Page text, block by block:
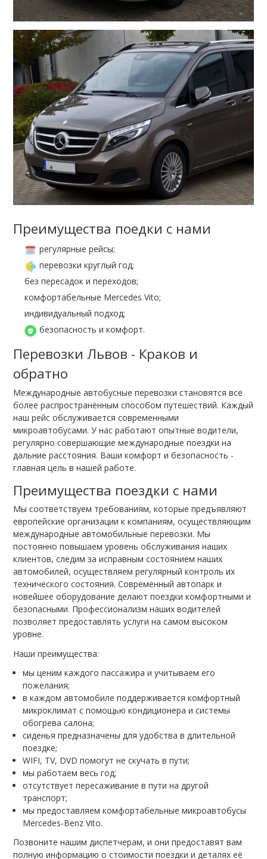
Преимущества поедки с нами
регулярные рейсы;
перевозки круглый год;
без пересадок и переходов;
комфортабельные Mercedes Vito;
индивидуальный подход;
безопасность и комфорт.
Перевозки Львов - Краков и
обратно
Международные автобусные перевозки становятся всё
более распространённым способом путешествий. Каждый
наш рейс обслуживается современными
микроавтобусами. У нас работают опытные водители,
регулярно совершающие международные поездки на
дальние расстояния. Ваши комфорт и безопасность -
главная цель в нашей работе.
Преимущества поездки с нами
Мы соответствуем требованиям, которые предъявляют
европейские организации к компаниям, осуществляющим
международные автомобильные перевозки. Мы
постоянно повышаем уровень обслуживания наших
клиентов, следим за исправным состоянием наших
автомобилей, осуществляем регулярный контроль их
технического состояния. Современный автопарк и
новейшее оборудование делают поездки комфортными и
безопасными. Профессионализм наших водителей
позволяет предоставлять услуги на самом высоком
уровне.
Наши преимущества:
мы ценим каждого пассажира и учитываем его
пожелания;
в каждом автомобиле поддерживается комфортный
микроклимат с помощью кондиционера и системы
обогрева салона;
сиденья предназначены для удобства в длительной
поездке;
WIFI, TV, DVD помогут не скучать в пути;
мы работаем весь год;
отсутствует пересаживание в пути на другой
транспорт;
мы предоставляем комфортабельные микроавтобусы
Mercedes-Benz Vito.
Позвоните нашим диспетчерам, и они предоставят вам
полную информацию о стоимости поездки и деталях её